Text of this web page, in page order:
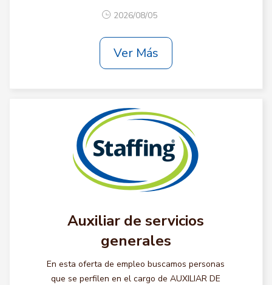
2026/08/05
Ver Más
Auxiliar de servicios
generales
En esta oferta de empleo buscamos personas
que se perfilen en el cargo de AUXILIAR DE